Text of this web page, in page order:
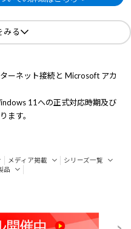
みる
ーネット接続と Microsoft アカ
11への正式対応時期及び
ます。
メディア掲載
シリーズ一覧
品